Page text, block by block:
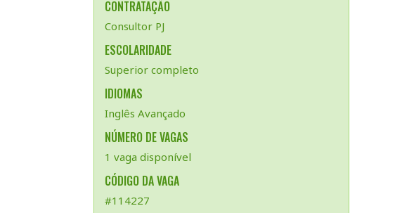
CONTRATAÇÃO
Consultor PJ
ESCOLARIDADE
Superior completo
IDIOMAS
Inglês Avançado
NÚMERO DE VAGAS
1 vaga disponível
CÓDIGO DA VAGA
#114227